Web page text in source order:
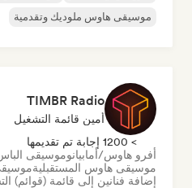
موسيقى هاوس ملوديك وتقدمية
TIMBR Radio
أمين قائمة التشغيل
> 1200 إجابة تم تقديمها
أفرو هاوس/أمابيانوموسيقى
موسيقى هاوس المستقبلية
إضافة فنانين إلى قائمة (قوائم)